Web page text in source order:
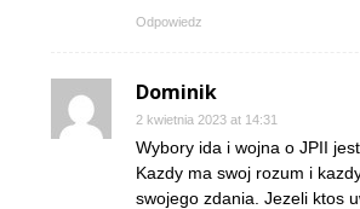
Odpowiedz
Dominik
2 kwietnia 2023 at 14:31
Wybory ida i wojna o JPII
Kazdy ma swoj rozum i
swojego zdania. Jezeli ktos